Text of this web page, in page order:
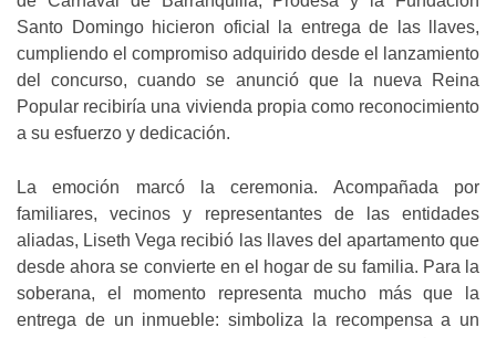
Santo Domingo hicieron oficial la entrega de las llaves,
cumpliendo el compromiso adquirido desde el lanzamiento
del concurso, cuando se anunció que la nueva Reina
Popular recibiría una vivienda propia como reconocimiento
a su esfuerzo y dedicación.
La emoción marcó la ceremonia. Acompañada por
familiares, vecinos y representantes de las entidades
aliadas, Liseth Vega recibió las llaves del apartamento que
desde ahora se convierte en el hogar de su familia. Para la
soberana, el momento representa mucho más que la
entrega de un inmueble: simboliza la recompensa a un